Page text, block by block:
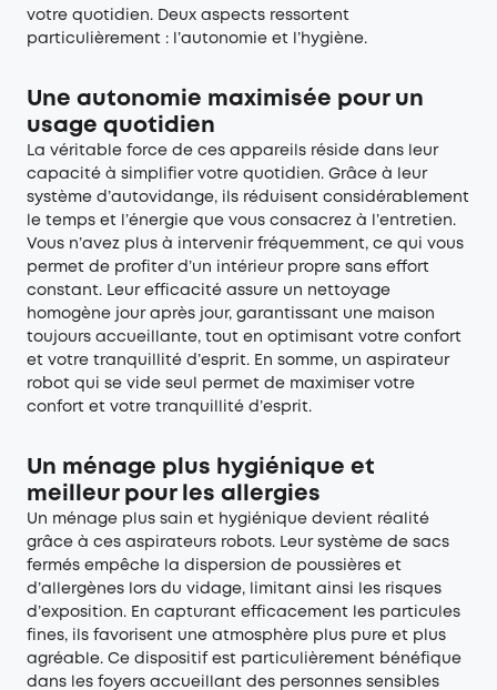
votre quotidien. Deux aspects ressortent
particulièrement : l’autonomie et l’hygiène.
Une autonomie maximisée pour un
usage quotidien
La véritable force de ces appareils réside dans leur
capacité à simplifier votre quotidien. Grâce à leur
système d’autovidange, ils réduisent considérablement
le temps et l’énergie que vous consacrez à l’entretien.
Vous n’avez plus à intervenir fréquemment, ce qui vous
permet de profiter d’un intérieur propre sans effort
constant. Leur efficacité assure un nettoyage
homogène jour après jour, garantissant une maison
toujours accueillante, tout en optimisant votre confort
et votre tranquillité d’esprit. En somme, un aspirateur
robot qui se vide seul permet de maximiser votre
confort et votre tranquillité d’esprit.
Un ménage plus hygiénique et
meilleur pour les allergies
Un ménage plus sain et hygiénique devient réalité
grâce à ces aspirateurs robots. Leur système de sacs
fermés empêche la dispersion de poussières et
d’allergènes lors du vidage, limitant ainsi les risques
d’exposition. En capturant efficacement les particules
fines, ils favorisent une atmosphère plus pure et plus
agréable. Ce dispositif est particulièrement bénéfique
dans les foyers accueillant des personnes sensibles